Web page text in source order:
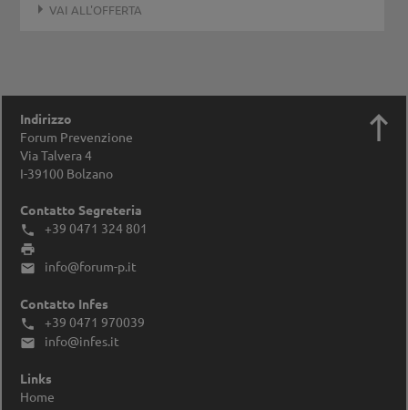
VAI ALL'OFFERTA
Indirizzo
Forum Prevenzione
Via Talvera 4
I-39100 Bolzano
Contatto Segreteria
 +39 0471 324 801


info@forum-p.it
Contatto Infes
 +39 0471 970039
 info@infes.it
Links
Home
